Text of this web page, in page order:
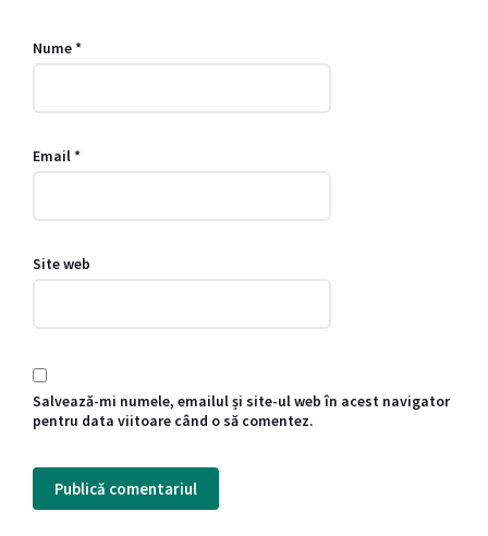
Nume*
Email*
Site web
Salvează-mi numele, emailul și site-ul web în acest navigator
pentru data viitoare când o să comentez.